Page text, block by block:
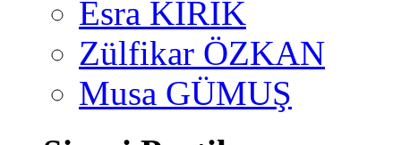
Esra KİRİK
Zülfikar ÖZKAN
Musa GÜMUŞ